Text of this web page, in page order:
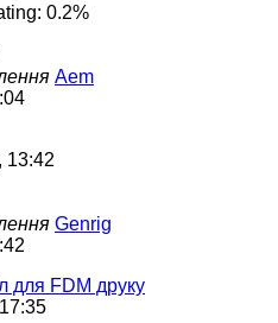
0.2%
Aem
13:42
Genrig
для FDM друку